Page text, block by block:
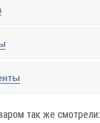
так же смотрели: